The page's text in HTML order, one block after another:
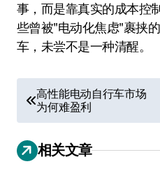
事，而是靠真实的成本控
些曾被"电动化焦虑"裹挟
车，未尝不是一种清醒。
章
导
航
高性能电动自行车市场
为何难盈利
相关文章